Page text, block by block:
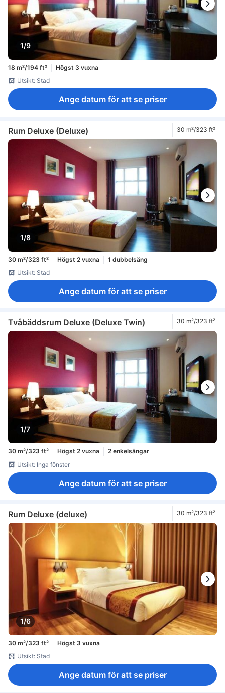
1/9
18 m²/194 ft²
Högst 3 vuxna
Utsikt: Stad
Ange datum för att se priser
Rum Deluxe (Deluxe) 30 m²/323 ft²
1/8
30 m²/323 ft² Högst 2 vuxna
1 dubbelsäng
Utsikt: Stad
Ange datum för att se priser
Tvåbäddsrum Deluxe (Deluxe Twin) 30 m²/323 ft²
1/7
30 m²/323 ft² Högst 2 vuxna
2 enkelsängar
Utsikt: Inga fönster
Ange datum för att se priser
Rum Deluxe (deluxe) 30 m²/323 ft²
1/6
30 m²/323 ft²
Högst 3 vuxna
Utsikt: Stad
Ange datum för att se priser